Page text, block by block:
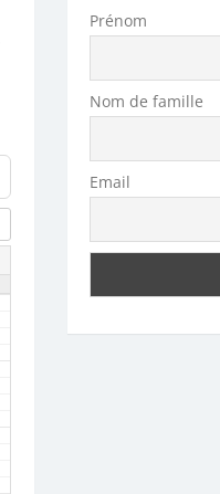
Prénom
Nom de famille
Email